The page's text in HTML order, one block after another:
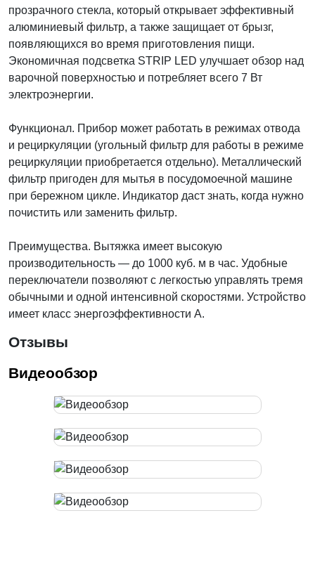
прозрачного стекла, который открывает эффективный
алюминиевый фильтр, а также защищает от брызг,
появляющихся во время приготовления пищи.
Экономичная подсветка STRIP LED улучшает обзор над
варочной поверхностью и потребляет всего 7 Вт
электроэнергии.
Функционал. Прибор может работать в режимах отвода
и рециркуляции (угольный фильтр для работы в режиме
рециркуляции приобретается отдельно). Металлический
фильтр пригоден для мытья в посудомоечной машине
при бережном цикле. Индикатор даст знать, когда нужно
почистить или заменить фильтр.
Преимущества. Вытяжка имеет высокую
производительность — до 1000 куб. м в час. Удобные
переключатели позволяют с легкостью управлять тремя
обычными и одной интенсивной скоростями. Устройство
имеет класс энергоэффективности А.
Отзывы
Видеообзор